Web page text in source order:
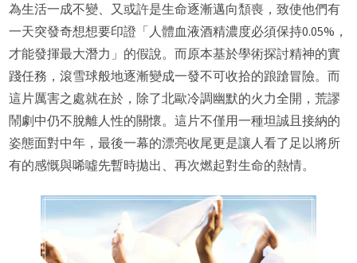
為生活一成不變、又或許是生命逐漸邁向頹喪，致使他們有
一天突發奇想想要印證「人體血液酒精濃度必須保持0.05%，
才能發揮最大潛力」的假說。而原本基於學術探討精神的實
踐任務，滾雪球般地逐漸變成一發不可收拾的踉蹌冒險。而
這片厲害之處就在於，除了北歐冷調幽默的火力全開，荒謬
鬧劇中仍不脫離人性的關懷。這片不僅用一種坦誠且接納的
姿態面對中年，最後一幕的漂亮收尾更是讓人看了足以將所
有的感慨與唏噓先暫時拋出、再次燃起對生命的熱情。